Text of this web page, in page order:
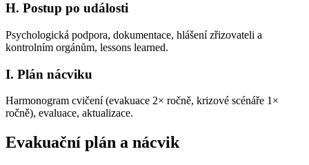
H. Postup po události
Psychologická podpora, dokumentace, hlášení zřizovateli a
kontrolním orgánům, lessons learned.
I. Plán nácviku
Harmonogram cvičení (evakuace 2× ročně, krizové scénáře 1×
ročně), evaluace, aktualizace.
Evakuační plán a nácvik